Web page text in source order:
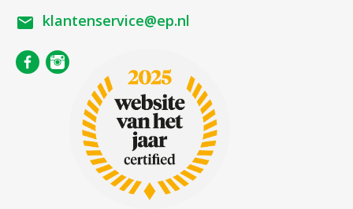
klantenservice@ep.nl